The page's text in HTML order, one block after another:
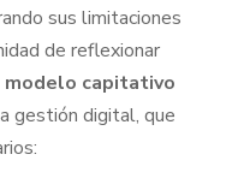
sus limitaciones
de reflexionar
modelo capitativo
gestión digital, que